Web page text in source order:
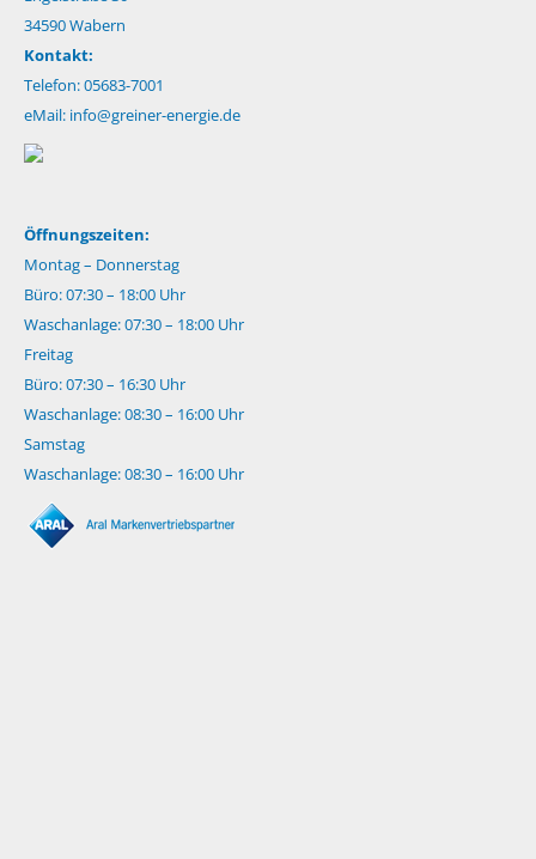
34590 Wabern
Kontakt:
Telefon: 05683-7001
eMail: info@greiner-energie.de
Öffnungszeiten:
Montag – Donnerstag
Büro: 07:30 – 18:00 Uhr
Waschanlage: 07:30 – 18:00 Uhr
Freitag
Büro: 07:30 – 16:30 Uhr
Waschanlage: 08:30 – 16:00 Uhr
Samstag
Waschanlage: 08:30 – 16:00 Uhr